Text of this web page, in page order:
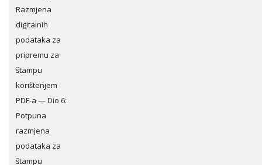
Razmjena
digitalnih
podataka za
pripremu za
štampu
korištenjem
PDF-a — Dio 6:
Potpuna
razmjena
podataka za
štampu